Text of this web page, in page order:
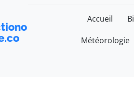
Accueil
Météorologie